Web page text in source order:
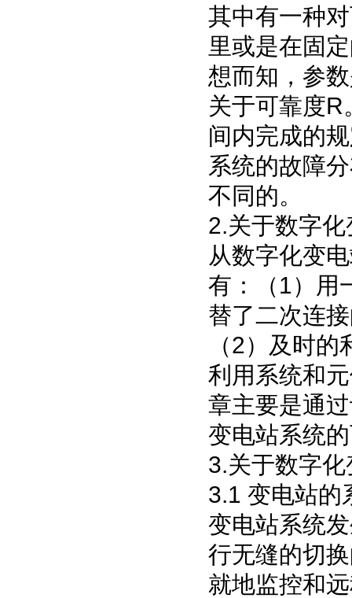
其中有一种
里或是在固
想而知，参
关于可靠度R
间内完成的
系统的故障
不同的。
2.关于数字
从数字化变
有：（1）用
替了二次连
（2）及时的
利用系统和
章主要是通
变电站系统
3.关于数字
3.1 变电站的
变电站系统
行无缝的切
就地监控和